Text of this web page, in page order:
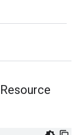
Resource